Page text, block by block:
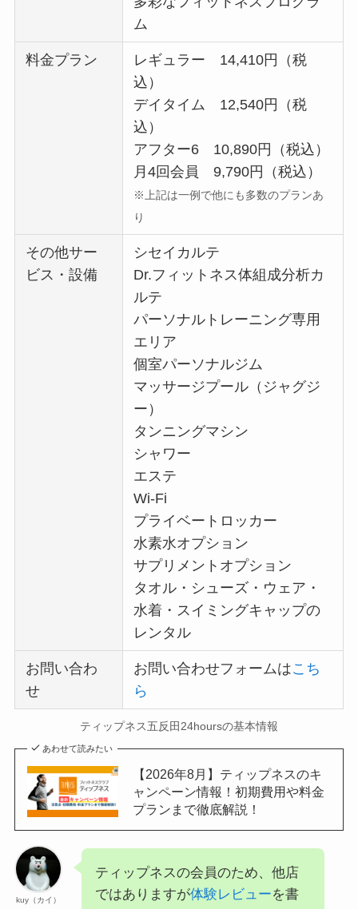
ム
料金プラン
レギュラー 14,410円（税
込）
デイタイム 12,540円（税
込）
アフター6 10,890円（税込）
月4回会員 9,790円（税込）
※上記は一例で他にも多数のプランあ
り
その他サー
ビス・設備
シセイカルテ
Dr.フィットネス体組成分析カ
ルテ
パーソナルトレーニング専用
エリア
個室パーソナルジム
マッサージプール（ジャグジ
ー）
タンニングマシン
シャワー
エステ
Wi-Fi
プライベートロッカー
水素水オプション
サプリメントオプション
タオル・シューズ・ウェア・
水着・スイミングキャップの
レンタル
お問い合わ
せ
お問い合わせフォームはこち
ら
ティップネス五反田24hoursの基本情報
あわせて読みたい
【2026年8月】ティップネスのキ
ャンペーン情報！初期費用や料金
プランまで徹底解説！
kuy（カイ）
ティップネスの会員のため、他店
ではありますが体験レビューを書